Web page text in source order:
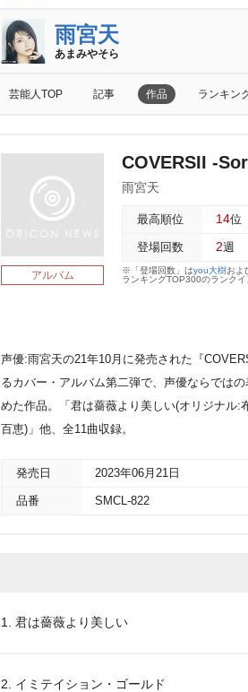
雨宮天
あまみやそら
芸能人TOP 記事 作品 ランキン
アルバム
COVERSII -
雨宮天
最高順位 14位
登場回数 2週
※「登場回数」はyou大樹およ
ランキングTOP300のランクイ
声優:雨宮天の21年10月に発売された『
るカバー・アルバム第二弾で、声優ならでは
めた作品。「君は薔薇より美しい(オリジナル:
百恵)」他、全11曲収録。
発売日 2023年06月21日
品番 SMCL-822
1. 君は薔薇より美しい
2. イミテイション・ゴールド